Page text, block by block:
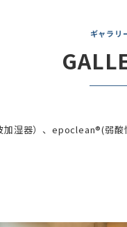
ギャラリ
湿器）、epoclean®(弱酸